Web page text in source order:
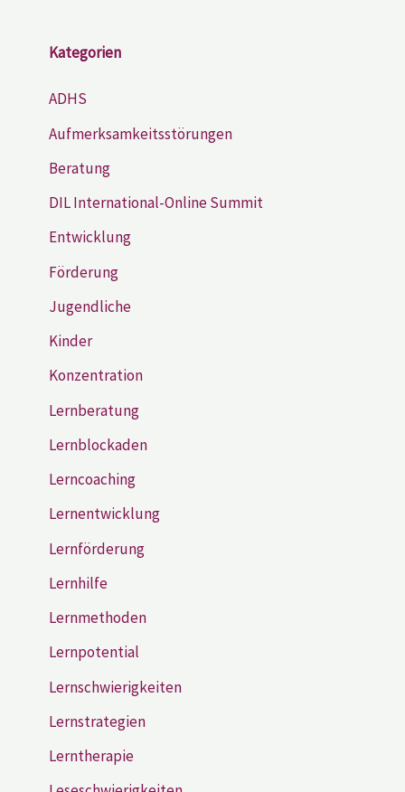
Kategorien
ADHS
Aufmerksamkeitsstörungen
Beratung
DIL International-Online Summit
Entwicklung
Förderung
Jugendliche
Kinder
Konzentration
Lernberatung
Lernblockaden
Lerncoaching
Lernentwicklung
Lernförderung
Lernhilfe
Lernmethoden
Lernpotential
Lernschwierigkeiten
Lernstrategien
Lerntherapie